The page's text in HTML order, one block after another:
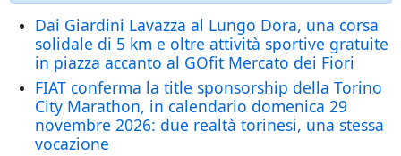
Dai Giardini Lavazza al Lungo Dora, una corsa
solidale di 5 km e oltre attività sportive gratuite
in piazza accanto al GOfit Mercato dei Fiori
FIAT conferma la title sponsorship della Torino
City Marathon, in calendario domenica 29
novembre 2026: due realtà torinesi, una stessa
vocazione